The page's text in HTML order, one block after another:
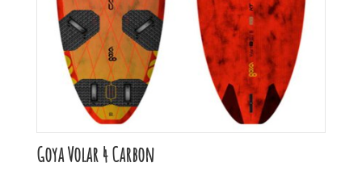
Goya Volar 4 Carbon